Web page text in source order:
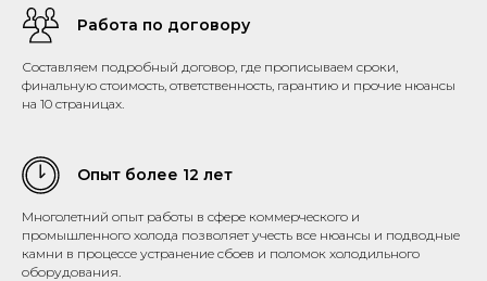
Работа по договору
Составляем подробный договор, где прописываем сроки,
финальную стоимость, ответственность, гарантию и прочие нюансы
на 10 страницах.
Опыт более 12 лет
Многолетний опыт работы в сфере коммерческого и
промышленного холода позволяет учесть все нюансы и подводные
камни в процессе устранение сбоев и поломок холодильного
оборудования.